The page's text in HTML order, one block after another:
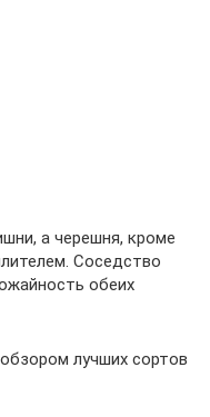
а черешня, кроме
Соседство
обеих
лучших сортов